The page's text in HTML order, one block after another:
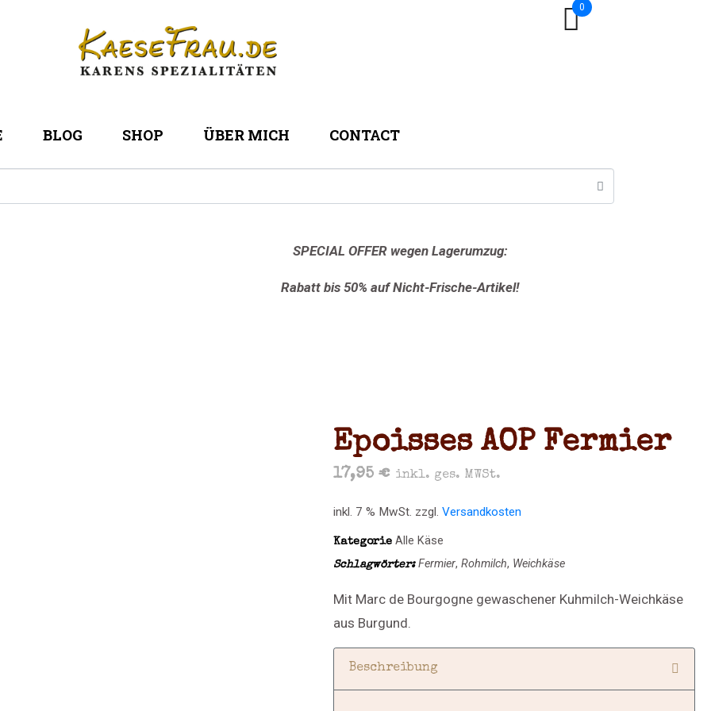
0
BLOG SHOP ÜBER MICH CONTACT
SPECIAL OFFER wegen Lagerumzug:
Rabatt bis 50% auf Nicht-Frische-Artikel!
Epoisses AOP Fermier
17,95 € inkl. ges. MWSt.
inkl. 7 % MwSt. zzgl. Versandkosten
Kategorie Alle Käse
Schlagwörter: Fermier, Rohmilch, Weichkäse
Mit Marc de Bourgogne gewaschener Kuhmilch-Weichkäse
aus Burgund.
Beschreibung